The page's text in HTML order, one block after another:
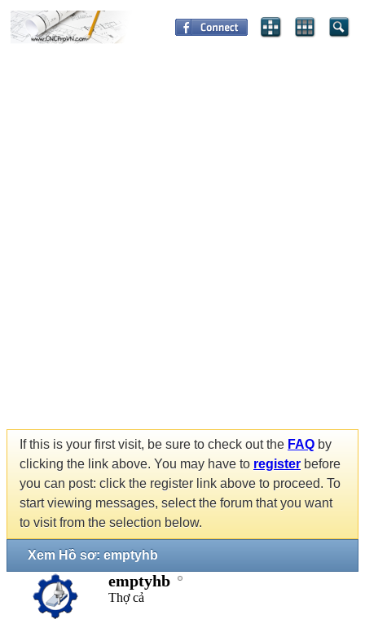
If this is your first visit, be sure to check out the FAQ by
clicking the link above. You may have to register before
you can post: click the register link above to proceed. To
start viewing messages, select the forum that you want
to visit from the selection below.
Xem Hồ sơ: emptyhb
emptyhb
Thợ cả